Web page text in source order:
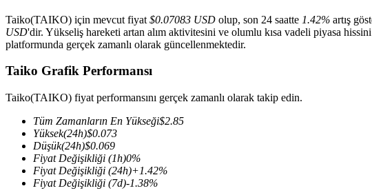
USDT Vadeli İşlemleri
Teminat olarak USDT kullanan vadeli işlemler
COIN-M Vadeli İşlemleri
Taiko(TAIKO) için mevcut fiyat $0.07083 USD olup, son 24 saatte 1.42% artış
USD'dir. Yükseliş hareketi artan alım aktivitesini ve olumlu kısa vadeli piyasa
platformunda gerçek zamanlı olarak güncellenmektedir.
Taiko Grafik Performansı
Taiko(TAIKO) fiyat performansını gerçek zamanlı olarak takip edin.
Tüm Zamanların En Yükseği$2.85
Yüksek(24h)$0.073
Düşük(24h)$0.069
Fiyat Değişikliği (1h)0%
Fiyat Değişikliği (24h)+1.42%
Fiyat Değişikliği (7d)-1.38%